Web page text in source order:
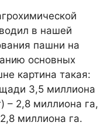
в нашей
пашни на
основных
карти­на такая:
3,5 миллиона
– 2,8 миллиона га,
миллиона га.